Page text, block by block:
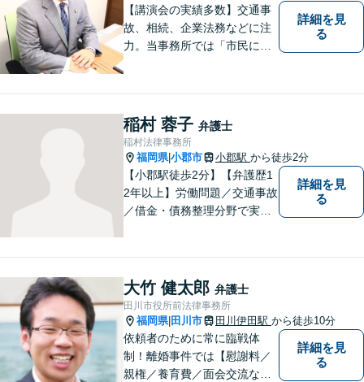
【講演会の実績多数】交通事
故、相続、企業法務などに注
力。当事務所では「市民に力
さまが前向きに人生を歩んで
いけるよう、全力でサポート
します。お気軽にご相談くだ
さい【休日面談可】【完全個
室】
詳細を見
る
稲村 蓉子 弁護士
稲村法律事務所
福岡県|小郡市 小郡駅 から徒歩2分
【小郡駅徒歩2分】【弁護歴1
2年以上】労働問題／交通事故
／借金・債務整理分野で実績
笑顔と元気を取り戻し、新た
な第一歩を踏み出せるよう、
最大限尽力します。
詳細を見
る
大竹 健太郎 弁護士
田川市役所前法律事務所
福岡県| 田川市 田川伊田駅 から徒歩10分
依頼者のために常に臨戦体
制！離婚事件では【慰謝料／
親権／養育費／面会交流な
詳細を見
る